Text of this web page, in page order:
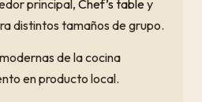
principal, Chef’s tabley
distintos tamaños de grupo.
de la cocina
en producto local.